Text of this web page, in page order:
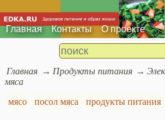
Главная Контакты О проекте
Главная Продукты питания
мяса
мясо
посол мяса продукты питания